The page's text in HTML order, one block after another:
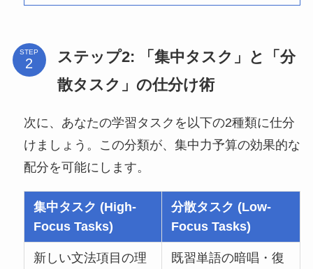
STEP
ステップ2: 「集中タスク」と「分
散タスク」の仕分け術
次に、あなたの学習タスクを以下の2種類に仕分
けましょう。この分類が、集中力予算の効果的な
配分を可能にします。
集中タスク (High-
Focus Tasks)
分散タスク (Low-
Focus Tasks)
新しい文法項目の理
既習単語の暗唱・復